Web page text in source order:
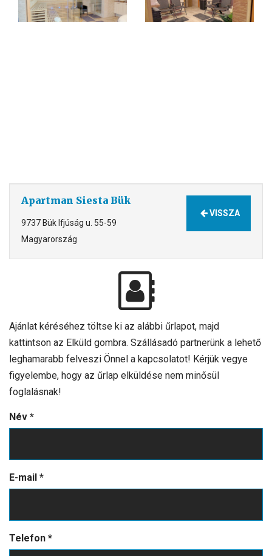
Apartman Siesta Bük
9737 Bük Ifjúság u. 55-59
Magyarország
VISSZA
Ajánlat kéréséhez töltse ki az alábbi űrlapot, majd
kattintson az Elküld gombra. Szállásadó partnerünk a lehető
leghamarabb felveszi Önnel a kapcsolatot! Kérjük vegye
figyelembe, hogy az űrlap elküldése nem minősül
foglalásnak!
Név *
E-mail *
Telefon *